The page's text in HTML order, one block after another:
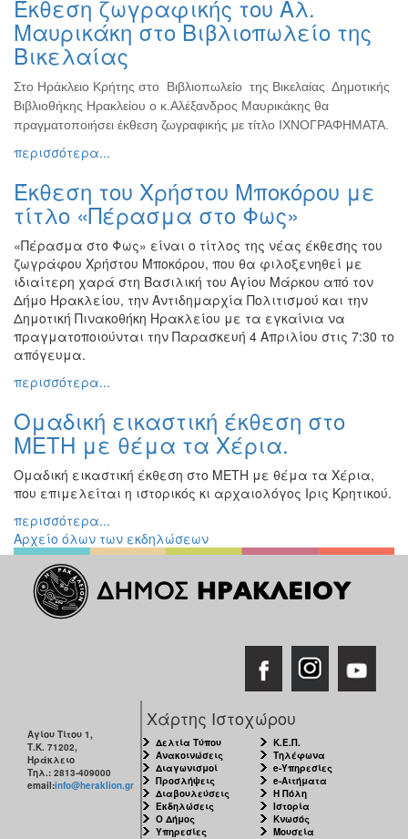
Ζωγραφική
Φωτογραφία
Τραγούδι
Μουσική
Κινηματογράφος
Χορός
Παζάρι
Ειδών
Συνέδρια
Ημερίδες
-
Διημερίδες
Σεμινάρια-
Διαλέξεις-
Ομιλίες
Εκθέσεις
Εκδηλώσεις
για
Παιδιά
Άλλες
Εκδηλώσεις
ΠΟΛΙΤΙΣΜΟΣ
ΑΝΘΕΚΤΙΚΗ
Έκθεση ζωγραφικής του Αλ.
Μαυρικάκη στο Βιβλιοπωλείο της
Βικελαίας
Στο Ηράκλειο Κρήτης στο Βιβλιοπωλείο της Βικελαίας Δημοτικής
Βιβλιοθήκης Ηρακλείου ο κ.Αλέξανδρος Μαυρικάκης θα
πραγματοποιήσει έκθεση ζωγραφικής με τίτλο ΙΧΝΟΓΡΑΦΗΜΑΤΑ.
περισσότερα...
Έκθεση του Χρήστου Μποκόρου με
τίτλο «Πέρασμα στο Φως»
«Πέρασμα στο Φως» είναι ο τίτλος της νέας έκθεσης του
ζωγράφου Χρήστου Μποκόρου, που θα φιλοξενηθεί με
ιδιαίτερη χαρά στη Βασιλική του Αγίου Μάρκου από τον
Δήμο Ηρακλείου, την Αντιδημαρχία Πολιτισμού και την
Δημοτική Πινακοθήκη Ηρακλείου με τα εγκαίνια να
πραγματοποιούνται την Παρασκευή 4 Απριλίου στις 7:30 το
απόγευμα.
περισσότερα...
Ομαδική εικαστική έκθεση στο
ΜΕΤΗ με θέμα τα Χέρια.
Ομαδική εικαστική έκθεση στο ΜΕΤΗ με θέμα τα Χέρια,
που επιμελείται η ιστορικός κι αρχαιολόγος Ιρις Κρητικού.
περισσότερα...
Αρχείο όλων των εκδηλώσεων
Αγίου Τίτου 1,
Τ.Κ. 71202,
Ηράκλειο
Τηλ.: 2813-409000
email:info@heraklion.gr
Χάρτης Ιστοχώρου
Δελτία Τύπου
Ανακοινώσεις
Διαγωνισμοί
Προσλήψεις
Διαβουλεύσεις
Εκδηλώσεις
Ο Δήμος
Υπηρεσίες
Κ.Ε.Π.
Τηλέφωνα
e-Υπηρεσίες
e-Αιτήματα
Η Πόλη
Ιστορία
Κνωσός
Μουσεία